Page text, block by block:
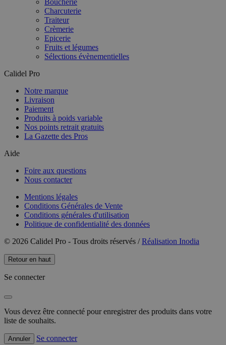
Charcuterie
Traiteur
Crèmerie
Epicerie
Fruits et légumes
Sélections évènementielles
Calidel Pro
Notre marque
Livraison
Paiement
Produits à poids variable
Nos points retrait gratuits
La Gazette des Pros
Aide
Foire aux questions
Nous contacter
Mentions légales
Conditions Générales de Vente
Conditions générales d'utilisation
Politique de confidentialité des données
© 2026 Calidel Pro - Tous droits réservés /Réalisation Inodia
Retour en haut
Se connecter
Vous devez être connecté pour enregistrer des produits dans votre
liste de souhaits.
Annuler
Se connecter